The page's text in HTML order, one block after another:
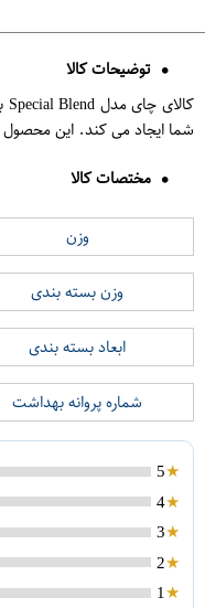
توضیحات کالا
شما ایجاد می کند. این محصول
مختصات کالا
وزن
وزن بسته بندی
ابعاد بسته بندی
شماره پروانه بهداشت
5
4
3
2
1